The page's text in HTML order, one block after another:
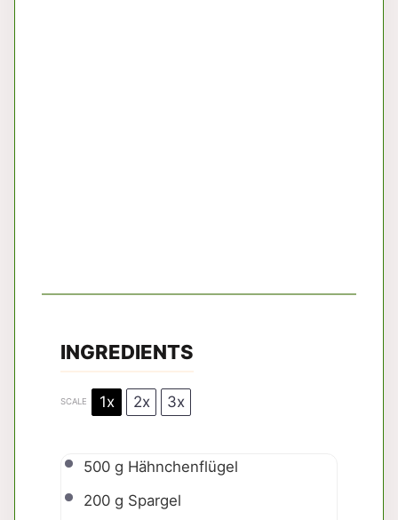
INGREDIENTS
SCALE 1x 2x 3x
500 g Hähnchenflügel
200 g Spargel